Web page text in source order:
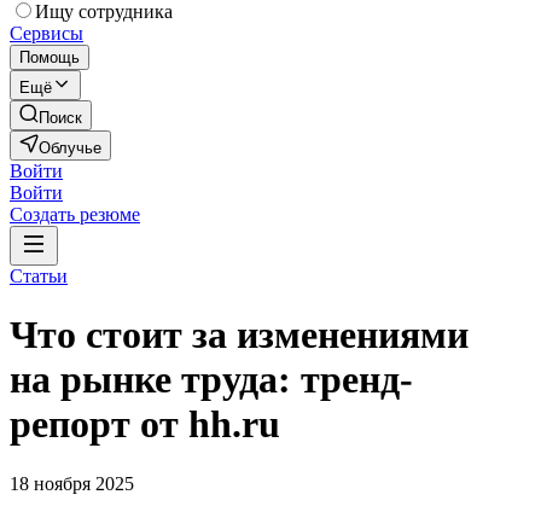
Ищу сотрудника
Сервисы
Помощь
Ещё
Поиск
Облучье
Войти
Войти
Создать резюме
Статьи
Что стоит за изменениями
на рынке труда: тренд-
репорт от hh.ru
18 ноября 2025